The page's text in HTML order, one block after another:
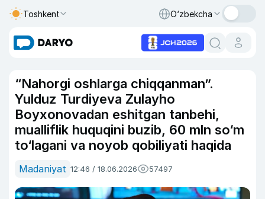
Toshkent O‘zbekcha
“Nahorgi oshlarga chiqqanman”.
Yulduz Turdiyeva Zulayho
Boyxonovadan eshitgan tanbehi,
mualliflik huquqini buzib, 60 mln so‘m
to‘lagani va noyob qobiliyati haqida
Madaniyat 12:46 / 18.06.2026 57497